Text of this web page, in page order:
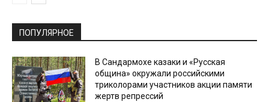
ПОПУЛЯРНОЕ
В Сандармохе казаки и «Русская
община» окружали российскими
триколорами участников акции памяти
жертв репрессий